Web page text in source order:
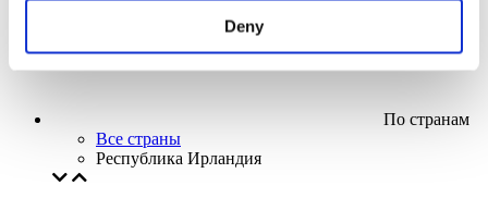
Deny
По странам
Все страны
Республика Ирландия